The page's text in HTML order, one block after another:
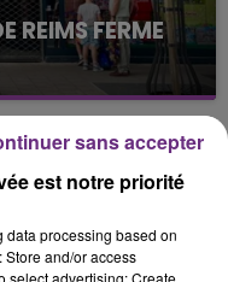
REIMS FERME
centre-ville
est contraint de
est notre priorité
data processing based on
and/or access
select advertising; Create
sans accepter